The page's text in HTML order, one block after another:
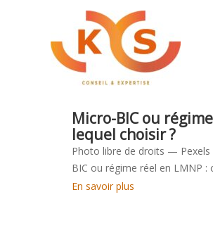
Micro-BIC ou
lequel choisir ?
Photo libre de droits —
BIC ou régime réel en LMNP :
En savoir plus